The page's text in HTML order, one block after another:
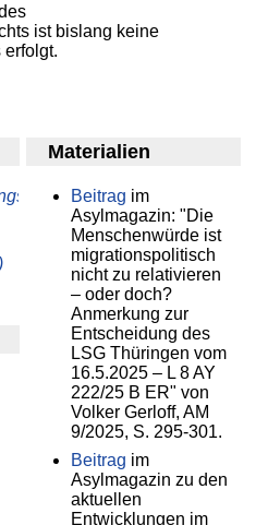
ist bislang keine
erfolgt.
Materialien
Beitrag im
Asylmagazin: "Die
Menschenwürde ist
migrationspolitisch
nicht zu relativieren
– oder doch?
Anmerkung zur
Entscheidung des
LSG Thüringen vom
16.5.2025 – L 8 AY
222/25 B ER" von
Volker Gerloff, AM
9/2025, S. 295-301.
Beitrag im
Asylmagazin zu den
aktuellen
Entwicklungen im